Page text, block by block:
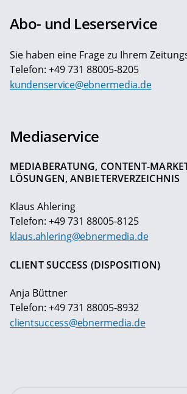
Abo- und Leserservice
Sie haben eine Frage zu Ihrem
Telefon: +49 731 88005-8205
kundenservice@ebnermedia.de
Mediaservice
MEDIABERATUNG, CONTENT-
LÖSUNGEN, ANBIETERVERZEICHNIS
Klaus Ahlering
Telefon: +49 731 88005-8125
klaus.ahlering@ebnermedia.de
CLIENT SUCCESS (DISPOSITION)
Anja Büttner
Telefon: +49 731 88005-8932
clientsuccess@ebnermedia.de